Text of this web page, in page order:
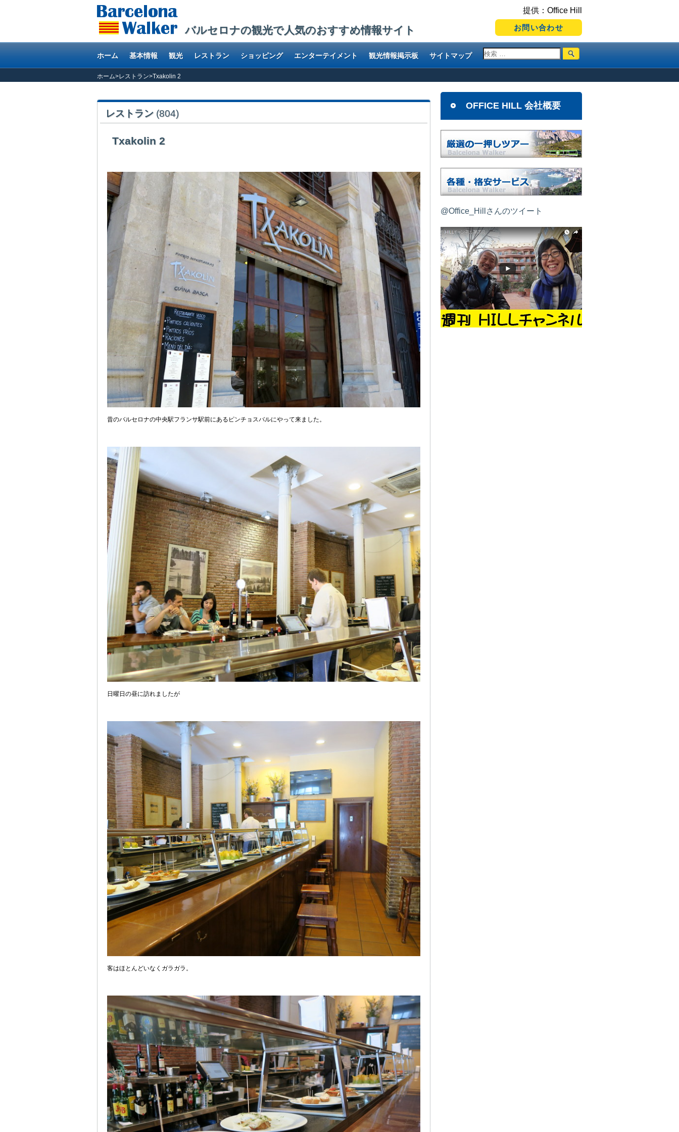
バルセロナの観光で人気のおすすめ情報サイト
提供：Office Hill
お問い合わせ
ホーム 基本情報 観光 レストラン ショッピング エンターテイメント 観光情報掲示板 サイトマップ
ホーム>レストラン>Txakolin 2
レストラン (804)
Txakolin 2
昔のバルセロナの中央駅フランサ駅前にあるピンチョスバルにやって来ました。
日曜日の昼に訪れましたが
客はほとんどいなくガラガラ。
OFFICE HILL 会社概要
@Office_Hillさんのツイート